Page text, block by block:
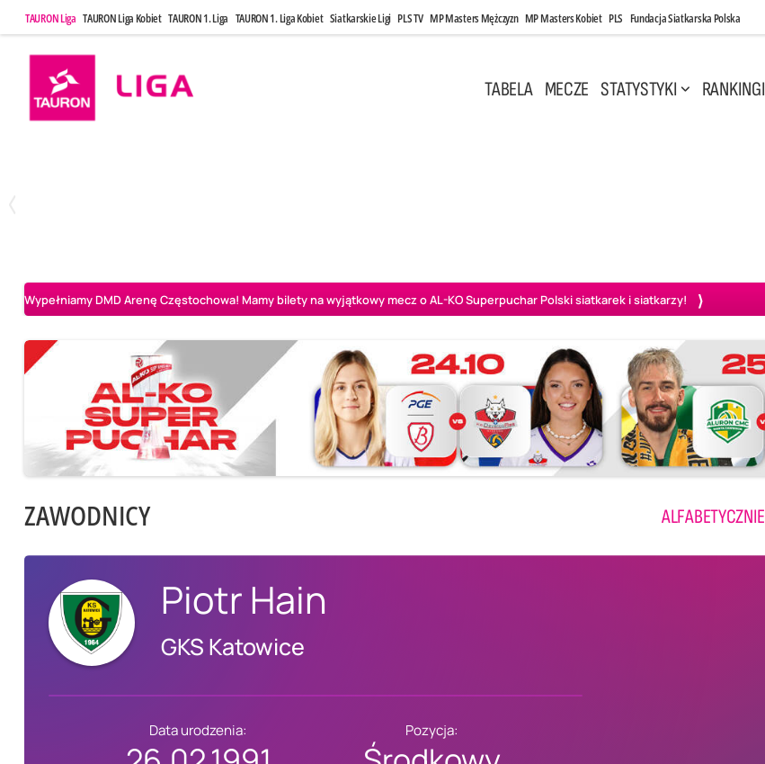
TAURON Liga TAURON Liga Kobiet TAURON 1. Liga TAURON 1. Liga Kobiet Siatkarskie Ligi PLS TV MP Masters Mężczyzn MP Masters Kobiet PLS Fundacja Siatkarska Polska
TABELA MECZE STATYSTYKI RANKINGI
Wypełniamy DMD Arenę Częstochowa! Mamy bilety na wyjątkowy mecz o AL-KO Superpuchar Polski siatkarek i siatkarzy!
ZAWODNICY ALFABETYCZNIE
Piotr Hain
GKS Katowice
Data urodzenia: Pozycja: